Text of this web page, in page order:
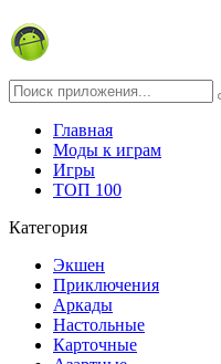
Главная
Моды к играм
Игры
ТОП 100
Категория
Экшен
Приключения
Аркады
Настольные
Карточные